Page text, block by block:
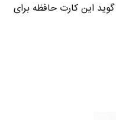
این کارت حافظه برای